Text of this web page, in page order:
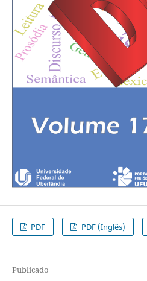
PDF PDF (Inglês)
Publicado